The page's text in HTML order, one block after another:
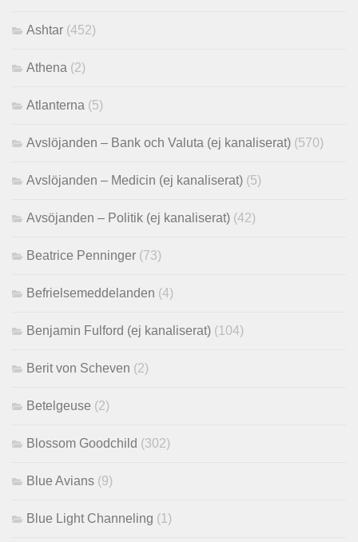
Ashtar (452)
Athena (2)
Atlanterna (5)
Avslöjanden – Bank och Valuta (ej kanaliserat) (570)
Avslöjanden – Medicin (ej kanaliserat) (5)
Avsöjanden – Politik (ej kanaliserat) (42)
Beatrice Penninger (73)
Befrielsemeddelanden (4)
Benjamin Fulford (ej kanaliserat) (104)
Berit von Scheven (2)
Betelgeuse (2)
Blossom Goodchild (302)
Blue Avians (9)
Blue Light Channeling (1)